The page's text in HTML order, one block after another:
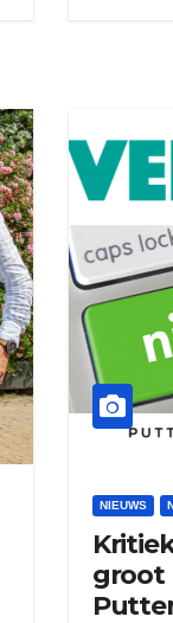
NIEUWS
groot